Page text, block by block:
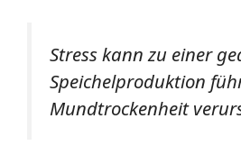
Stress kann zu einer
Speichelproduktion
Mundtrockenheit